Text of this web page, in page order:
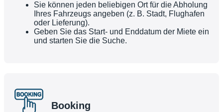
Sie können jeden beliebigen Ort für die Abholung
Ihres Fahrzeugs angeben (z. B. Stadt, Flughafen
oder Lieferung).
Geben Sie das Start- und Enddatum der Miete ein
und starten Sie die Suche.
Booking